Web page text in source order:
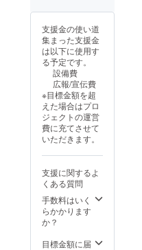
できま
せん
は別途
ご相談
くださ
い 企画
内容は
事前に
メール
でおう
かがい
し、一
緒に形
を整え
ていき
ます。
「やっ
てみた
いけど
場所が
ない」
歩ふみ
ンクを
「備考
欄」に
必ずご
記入く
ださ
い。 ※
ネット
ワーク
販売や
企業イ
メージ
が相違
する場
掲載を
お断り
させて
いただ
ます。
できま
感謝の
気持ち
を込め
たお礼
メッ
セージ
を送ら
せてい
ただき
ます。
■注意事
項： ※
ページ
は現在
作成
中。7月
完成予
りま
支援金の使い道
集まった支援金
は以下に使用す
る予定です。
設備費
広報/宣伝費
※目標金額を超
えた場合はプロ
ジェクトの運営
費に充てさせて
いただきます。
支援に関するよ
くある質問
手数料はいく
らかかります
か？
目標金額に届